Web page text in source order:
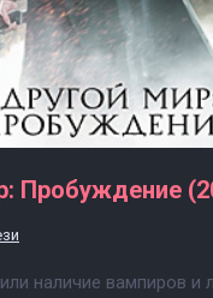
Пробуждение
наличие вампиров и